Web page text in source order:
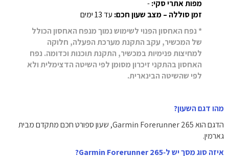
מפות אתרי סקי:-
זמן סוללה – מצב שעון חכם: עד 13 ימים
* נפח האחסון הפנוי לשימוש נמוך מנפח האחסון הכולל
של המכשיר, עקב התקנת מערכת הפעלה, חלוקה
למחיצות פנימיות במכשיר, התקנת תוכנות וכדומה. נפח
האחסון בהתקני זיכרון מסומן לפי השיטה הדצימלית ולא
לפי שהשיטה הבינארית.
מהו דגם השעון?
הדגם הוא Garmin Forerunner 265, שעון ספורט חכם מתקדם מבית
גארמין.
איזה סוג מסך יש ל‑Garmin Forerunner 265?